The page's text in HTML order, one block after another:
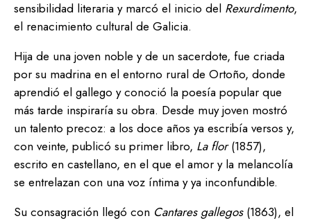
sensibilidad literaria y marcó el inicio del Rexurdimento,
el renacimiento cultural de Galicia.
Hija de una joven noble y de un sacerdote, fue criada
por su madrina en el entorno rural de Ortoño, donde
aprendió el gallego y conoció la poesía popular que
más tarde inspiraría su obra. Desde muy joven mostró
un talento precoz: a los doce años ya escribía versos y,
con veinte, publicó su primer libro, La flor(1857),
escrito en castellano, en el que el amor y la melancolía
se entrelazan con una voz íntima y ya inconfundible.
Su consagración llegó con Cantares gallegos(1863), el